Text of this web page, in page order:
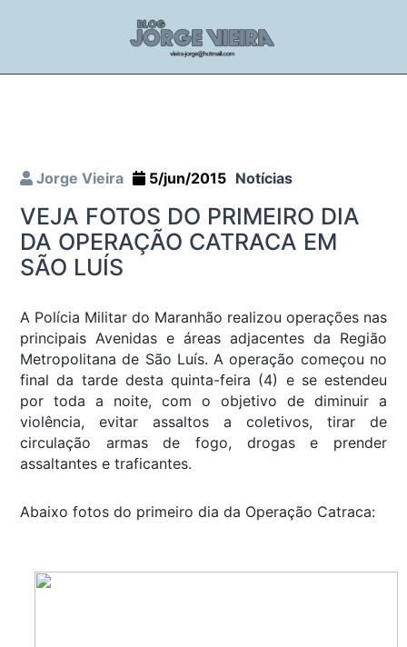
Jorge Vieira 5/jun/2015 Notícias
VEJA FOTOS DO PRIMEIRO DIA
DA OPERAÇÃO CATRACA EM
SÃO LUÍS
A Polícia Militar do Maranhão realizou operações nas
principais Avenidas e áreas adjacentes da Região
Metropolitana de São Luís. A operação começou no
final da tarde desta quinta-feira (4) e se estendeu
por toda a noite, com o objetivo de diminuir a
violência, evitar assaltos a coletivos, tirar de
circulação armas de fogo, drogas e prender
assaltantes e traficantes.
Abaixo fotos do primeiro dia da Operação Catraca: